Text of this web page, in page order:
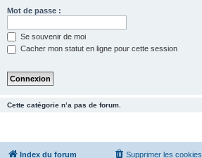
Mot de passe :
Se souvenir de moi
Cacher mon statut en ligne pour cette session
Cette catégorie n’a pas de forum.
Index du forum Supprimer les cookies